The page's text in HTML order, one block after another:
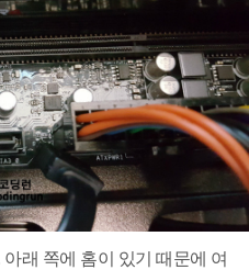
래 쪽에 홈이 있기 때문에 여